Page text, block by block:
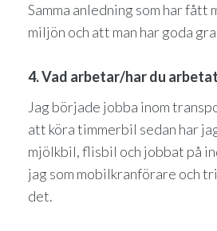
Samma anledning som har fått
miljön och att man har goda
4. Vad arbetar/har du
Jag började jobba inom
att köra timmerbil sedan har
mjölkbil, flisbil och jobbat på
jag som mobilkranförare och
det.